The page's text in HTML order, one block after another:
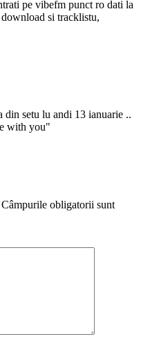
pe vibefm punct ro dati la
si tracklistu,
setu lu andi 13 ianuarie ..
with you"
Câmpurile obligatorii sunt